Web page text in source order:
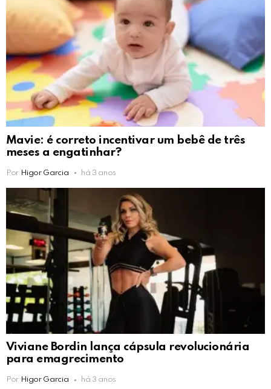
Mavie: é correto incentivar um bebê de três
meses a engatinhar?
Por Higor Garcia há 3 anos
Viviane Bordin lança cápsula revolucionária
para emagrecimento
Por Higor Garcia há 3 anos